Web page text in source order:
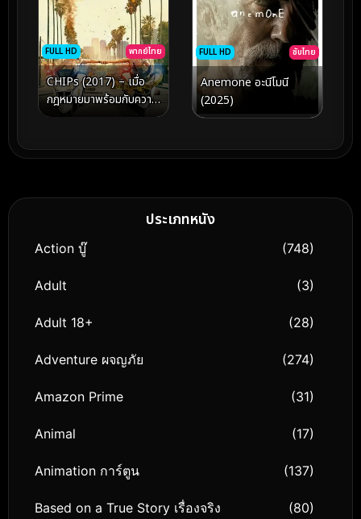
FULL HD พากย์ไทย
CHIPs (2017) – เมื่อ
กฎหมายมาพร้อมกับความ
ระห่ำ และมิตรภาพบนอาน
พิกัด
FULL HD ซับไทย
Anemone อะนีโมนี
(2025)
ประเภทหนัง
Action บู๊ (748)
Adult (3)
Adult 18+ (28)
Adventure ผจญภัย (274)
Amazon Prime (31)
Animal (17)
Animation การ์ตูน (137)
Based on a True Story เรื่องจริง (80)